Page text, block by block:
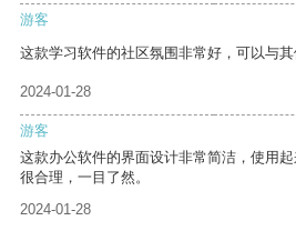
游客
这款学习软件的社区氛围非常好，可以与其
2024-01-28
游客
这款办公软件的界面设计非常简洁，使用
很合理，一目了然。
2024-01-28